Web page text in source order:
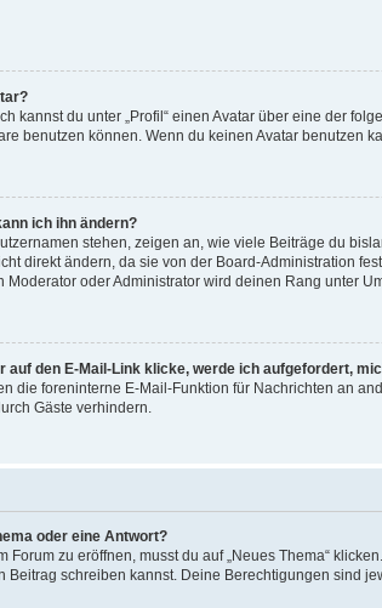
kannst du unter „Profil“ einen Avatar über eine der
benutzen können. Wenn du keinen Avatar benutzen
ich ihn ändern?
stehen, zeigen an, wie viele Beiträge du
direkt ändern, da sie von der Board-Administration
Moderator oder Administrator wird deinen Rang unter
auf den E-Mail-Link klicke, werde ich aufgefordert,
die foreninterne E-Mail-Funktion für Nachrichten an
Gäste verhindern.
oder eine Antwort?
Forum zu eröffnen, musst du auf „Neues Thema“
Beitrag schreiben kannst. Deine Berechtigungen sind